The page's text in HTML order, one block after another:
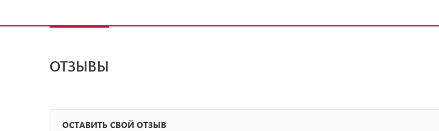
ОТЗЫВЫ
ОСТАВИТЬ СВОЙ ОТЗЫВ